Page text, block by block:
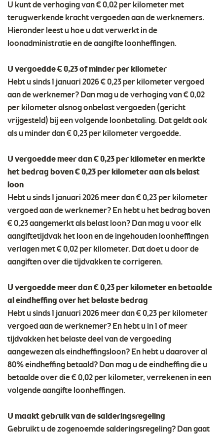
U kunt de verhoging van € 0,02 per kilometer met
terugwerkende kracht vergoeden aan de werknemers.
Hieronder leest u hoe u dat verwerkt in de
loonadministratie en de aangifte loonheffingen.
U vergoedde € 0,23 of minder per kilometer
Hebt u sinds 1 januari 2026 € 0,23 per kilometer vergoed
aan de werknemer? Dan mag u de verhoging van € 0,02
per kilometer alsnog onbelast vergoeden (gericht
vrijgesteld) bij een volgende loonbetaling. Dat geldt ook
als u minder dan € 0,23 per kilometer vergoedde.
U vergoedde meer dan € 0,23 per kilometer en merkte
het bedrag boven € 0,23 per kilometer aan als belast
loon
Hebt u sinds 1 januari 2026 meer dan € 0,23 per kilometer
vergoed aan de werknemer? En hebt u het bedrag boven
€ 0,23 aangemerkt als belast loon? Dan mag u voor elk
aangiftetijdvak het loon en de ingehouden loonheffingen
verlagen met € 0,02 per kilometer. Dat doet u door de
aangiften over die tijdvakken te corrigeren.
U vergoedde meer dan € 0,23 per kilometer en betaalde
al eindheffing over het belaste bedrag
Hebt u sinds 1 januari 2026 meer dan € 0,23 per kilometer
vergoed aan de werknemer? En hebt u in 1 of meer
tijdvakken het belaste deel van de vergoeding
aangewezen als eindheffingsloon? En hebt u daarover al
80% eindheffing betaald? Dan mag u de eindheffing die u
betaalde over die € 0,02 per kilometer, verrekenen in een
volgende aangifte loonheffingen.
U maakt gebruik van de salderingsregeling
Gebruikt u de zogenoemde salderingsregeling? Dan gaat